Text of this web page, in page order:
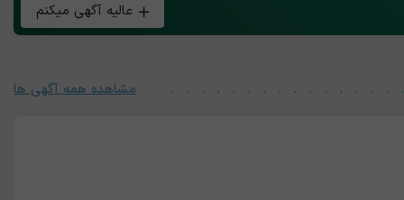
عالیه آگهی میکنم
مشاهده همه آگهی ها